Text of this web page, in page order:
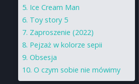
Ice Cream Man
Toy story 5
Zaproszenie (2022)
Pejzaż w kolorze sepii
Obsesja
O czym sobie nie mówimy